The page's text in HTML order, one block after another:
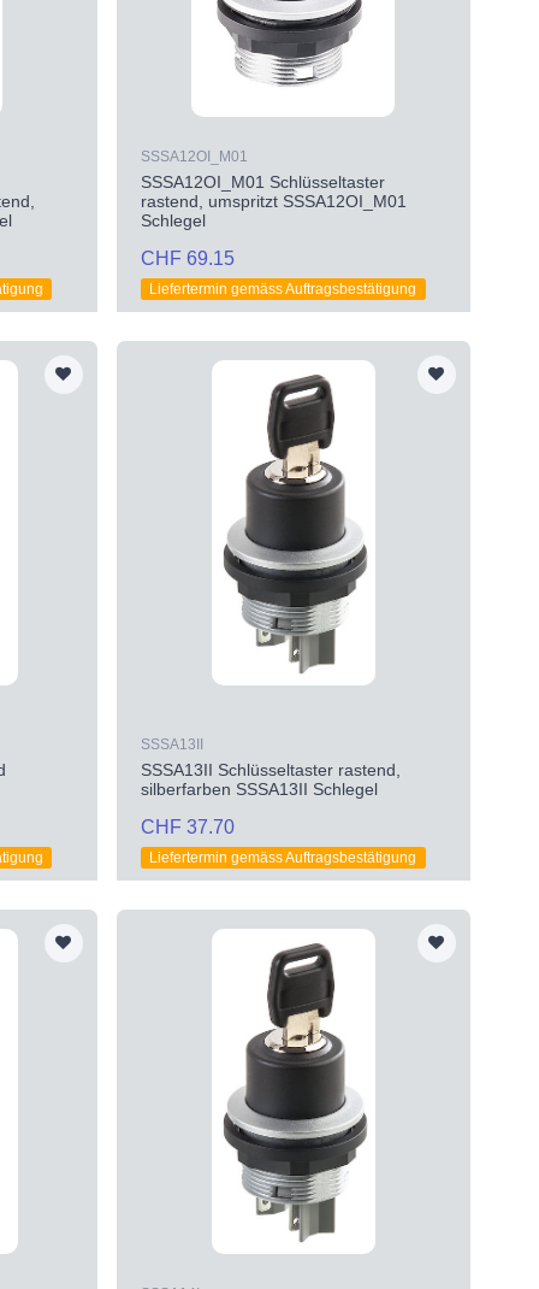
SSSA12OI_M01
SSSA12OI_M01 Schlüsseltaster
rastend, umspritzt SSSA12OI_M01
Schlegel
CHF 69.15
Liefertermin gemäss Auftragsbestätigung
SSSA13II
SSSA13II Schlüsseltaster rastend,
silberfarben SSSA13II Schlegel
CHF 37.70
Liefertermin gemäss Auftragsbestätigung